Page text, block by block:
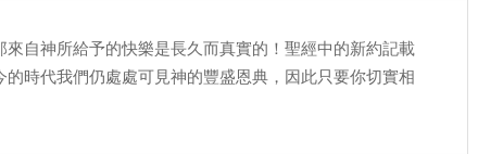
自神所給予的快樂是長久而真實的！聖經中的新約記載
時代我們仍處處可見神的豐盛恩典，因此只要你切實相